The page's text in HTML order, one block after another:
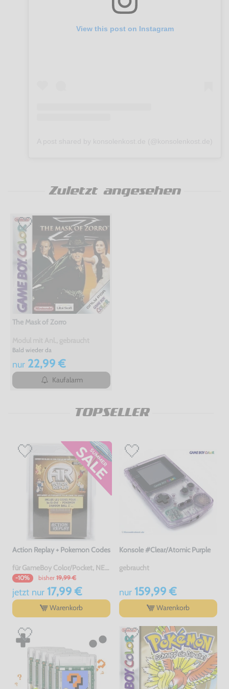
View this post on Instagram
Zuletzt angesehen
The Mask of Zorro
Bald wieder da
nur22,99 €
Kaufalarm
TOPSELLER
Action Replay + Pokemon Codes
für GameBoy Color/Pocket, NEU & OVP
-10% bisher 19,99 €
jetzt nur17,99 €
Warenkorb
Konsole #Clear/Atomic Purple
gebraucht
nur159,99 €
Warenkorb